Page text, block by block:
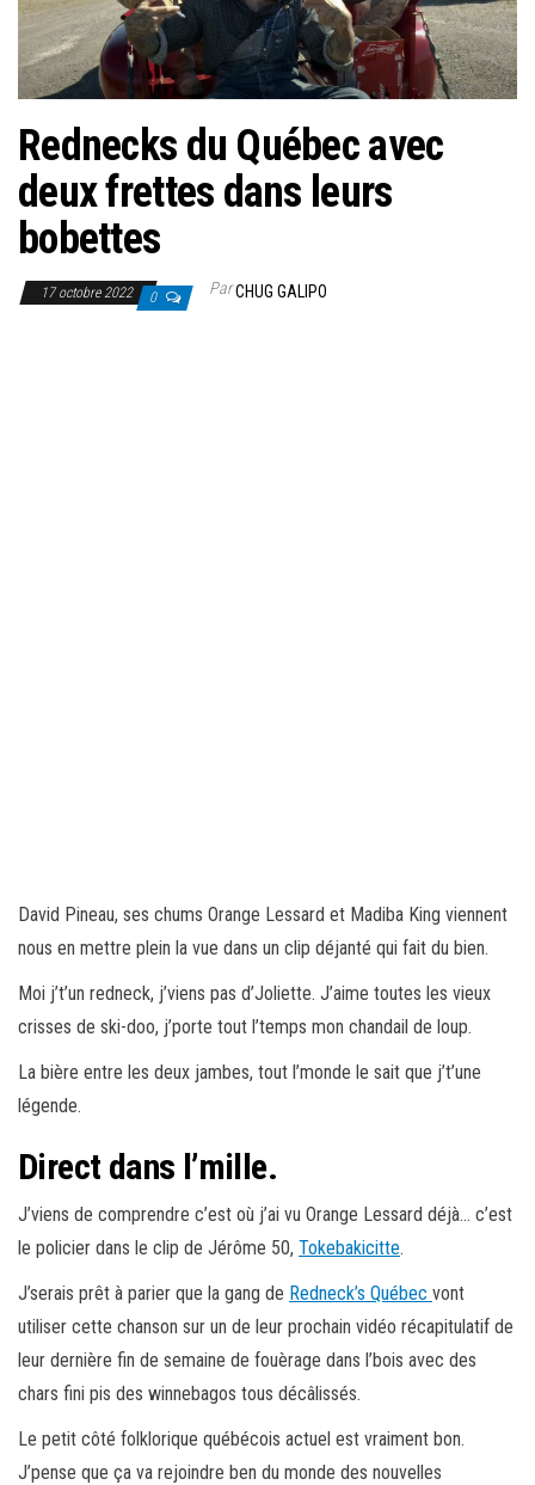
Rednecks du Québec avec
deux frettes dans leurs
bobettes
17 octobre 2022 0 ParCHUG GALIPO
David Pineau, ses chums Orange Lessard et Madiba King viennent
nous en mettre plein la vue dans un clip déjanté qui fait du bien.
Moi j’t’un redneck, j’viens pas d’Joliette. J’aime toutes les vieux
crisses de ski-doo, j’porte tout l’temps mon chandail de loup.
La bière entre les deux jambes, tout l’monde le sait que j’t’une
légende.
Direct dans l’mille.
J’viens de comprendre c’est où j’ai vu Orange Lessard déjà… c’est
le policier dans le clip de Jérôme 50, Tokebakicitte.
J’serais prêt à parier que la gang de Redneck’s Québec vont
utiliser cette chanson sur un de leur prochain vidéo récapitulatif de
leur dernière fin de semaine de fouèrage dans l’bois avec des
chars fini pis des winnebagos tous décâlissés.
Le petit côté folklorique québécois actuel est vraiment bon.
J’pense que ça va rejoindre ben du monde des nouvelles